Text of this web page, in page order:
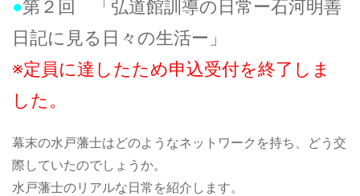
●第２回 「弘道館訓導の日常ー石河明善
日記に見る日々の生活ー」
※定員に達したため申込受付を終了しま
した。
幕末の水戸藩士はどのようなネットワークを持ち、どう交
際していたのでしょうか。
水戸藩士のリアルな日常を紹介します。